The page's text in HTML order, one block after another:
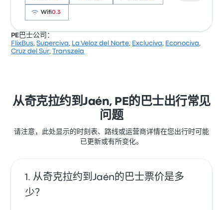
Wifi0.3
根据 1061 条评论，该公司在 Busbud 上被评为 2.8 颗
PE巴士公司：
FlixBus,Superciva, La Veloz del Norte, Excluciva, Econociva,
Cruz del Sur,Transzela
从奇克拉约到Jaén, PE的巴士出行常见
问题
请注意，此处显示的时刻表、路线或运营商详情在您出行时可能
已更新或有所变化。
从奇克拉约到Jaén的巴士票价是多
少？